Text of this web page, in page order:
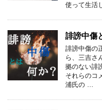
使って生活
誹謗中傷
誹謗中傷の
ら、三吉さ
拠のない誹
それらのコ
浦氏の …